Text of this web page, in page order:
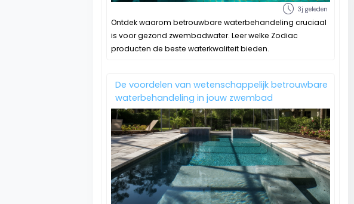
schedule 3j geleden
Ontdek waarom betrouwbare waterbehandeling cruciaal
is voor gezond zwembadwater. Leer welke Zodiac
producten de beste waterkwaliteit bieden.
De voordelen van wetenschappelijk betrouwbare
waterbehandeling in jouw zwembad